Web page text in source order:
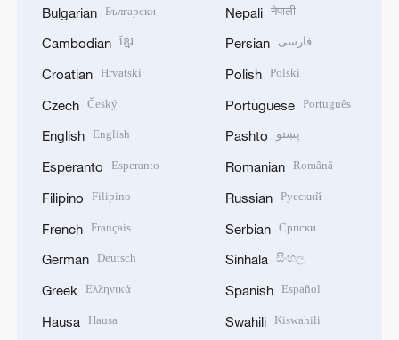
Bulgarian Български
Cambodian ខ្មែរ
Croatian Hrvatski
Czech Český
English English
Esperanto Esperanto
Filipino Filipino
French Français
German Deutsch
Greek Ελληνικά
Hausa Hausa
Nepali नेपाली
Persian فارسی
Polish Polski
Portuguese Português
Pashto پښتو
Romanian Română
Russian Русский
Serbian Српски
Sinhala සිංහල
Spanish Español
Swahili Kiswahili